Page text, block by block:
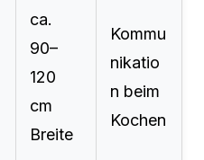
ca.
90–
120
cm
Breite
Kommu
nikatio
n beim
Kochen